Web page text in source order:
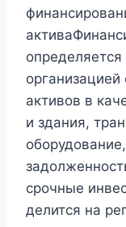
определяется
активов в
и здания,
срочные
делится на